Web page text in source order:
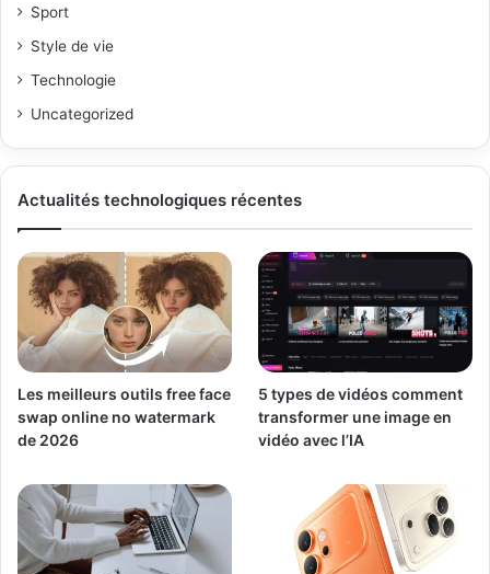
Sport
Style de vie
Technologie
Uncategorized
Actualités technologiques récentes
Les meilleurs outils free face
swap online no watermark
de 2026
5 types de vidéos comment
transformer une image en
vidéo avec l’IA